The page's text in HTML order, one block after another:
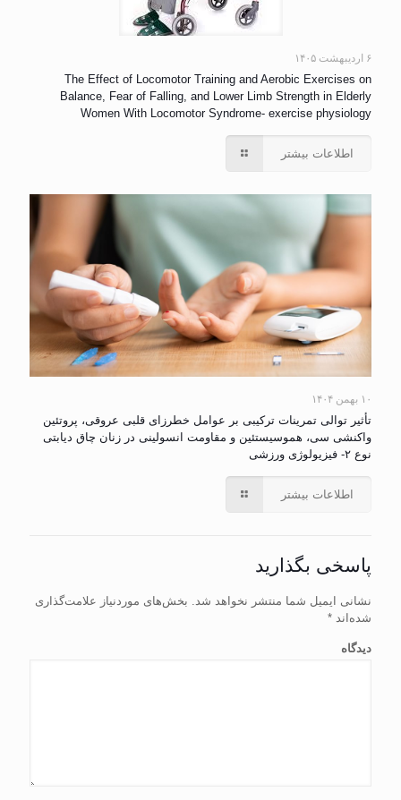
۶ اردیبهشت ۱۴۰۵
The Effect of Locomotor Training and Aerobic Exercises on
Balance, Fear of Falling, and Lower Limb Strength in Elderly
Women With Locomotor Syndrome- exercise physiology
اطلاعات بیشتر
۱۰ بهمن ۱۴۰۴
تأثیر توالی تمرینات ترکیبی بر عوامل خطرزای قلبی عروقی، پروتئین
واکنشی سی، هموسیستئین و مقاومت انسولینی در زنان چاق دیابتی
نوع ۲- فیزیولوژی ورزشی
اطلاعات بیشتر
پاسخی بگذارید
نشانی ایمیل شما منتشر نخواهد شد.
بخش‌های موردنیاز علامت‌گذاری
شده‌اند *
دیدگاه